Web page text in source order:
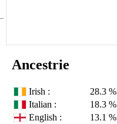
Ancestrie
Irish :
28.3 %
Italian :
18.3 %
English :
13.1 %